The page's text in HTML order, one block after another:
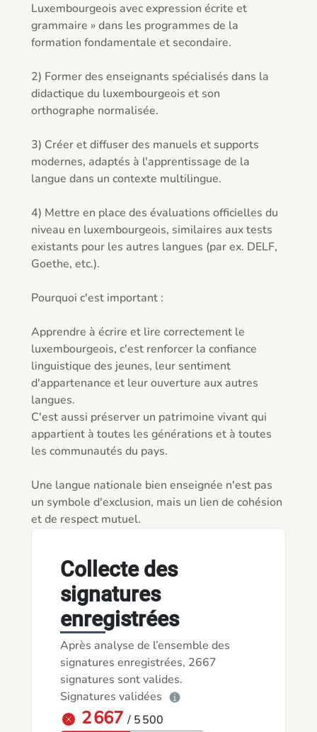
Luxembourgeois avec expression écrite et
grammaire » dans les programmes de la
formation fondamentale et secondaire.
2) Former des enseignants spécialisés dans la
didactique du luxembourgeois et son
orthographe normalisée.
3) Créer et diffuser des manuels et supports
modernes, adaptés à l'apprentissage de la
langue dans un contexte multilingue.
4) Mettre en place des évaluations officielles du
niveau en luxembourgeois, similaires aux tests
existants pour les autres langues (par ex. DELF,
Goethe, etc.).
Pourquoi c'est important :
Apprendre à écrire et lire correctement le
luxembourgeois, c'est renforcer la confiance
linguistique des jeunes, leur sentiment
d'appartenance et leur ouverture aux autres
langues.
C'est aussi préserver un patrimoine vivant qui
appartient à toutes les générations et à toutes
les communautés du pays.
Une langue nationale bien enseignée n'est pas
un symbole d'exclusion, mais un lien de cohésion
et de respect mutuel.
Collecte des
signatures
enregistrées
Après analyse de l’ensemble des
signatures enregistrées, 2667
signatures sont valides.
Signatures validées
2 667 / 5 500